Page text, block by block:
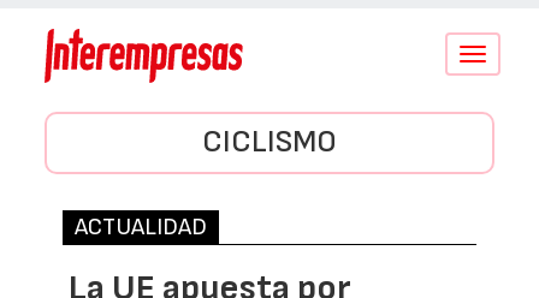
Conmutar
CICLISMO
ACTUALIDAD
La UE apuesta por